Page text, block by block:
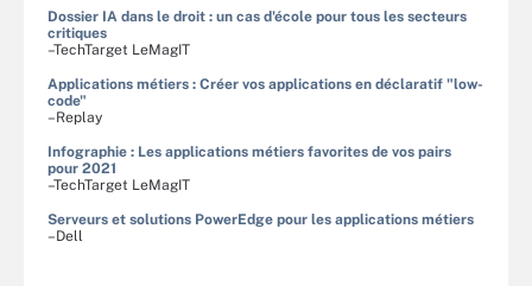
Dossier IA dans le droit : un cas d'école pour tous les secteurs
critiques
–TechTarget LeMagIT
Applications métiers : Créer vos applications en déclaratif "low-
code"
–Replay
Infographie : Les applications métiers favorites de vos pairs
pour 2021
–TechTarget LeMagIT
Serveurs et solutions PowerEdge pour les applications métiers
–Dell